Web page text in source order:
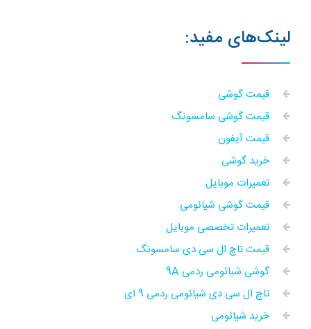
لینک‌های مفید:
قیمت گوشی
قیمت گوشی سامسونگ
قیمت آیفون
خرید گوشی
تعمیرات موبایل
قیمت گوشی شیائومی
تعمیرات تخصصی موبایل
قیمت تاچ ال سی دی سامسونگ
گوشی شیائومی ردمی 9A
تاچ ال سی دی شیائومی ردمی 9 ای
خرید شیائومی